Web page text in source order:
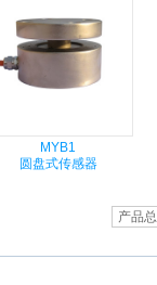
MYB1
圆盘式传感器
产品